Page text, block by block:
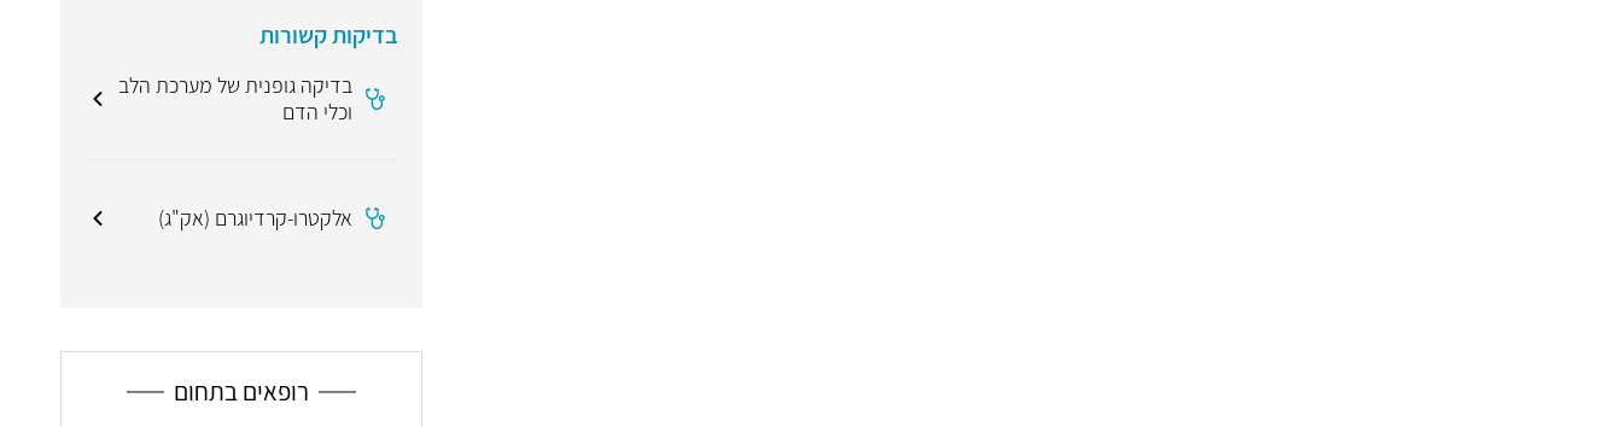
בדיקות קשורות
בדיקה גופנית של מערכת הלב
וכלי הדם
אלקטרו-קרדיוגרם (אק"ג)
רופאים בתחום